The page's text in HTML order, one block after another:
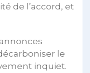
de l’accord, et
le
inquiet.